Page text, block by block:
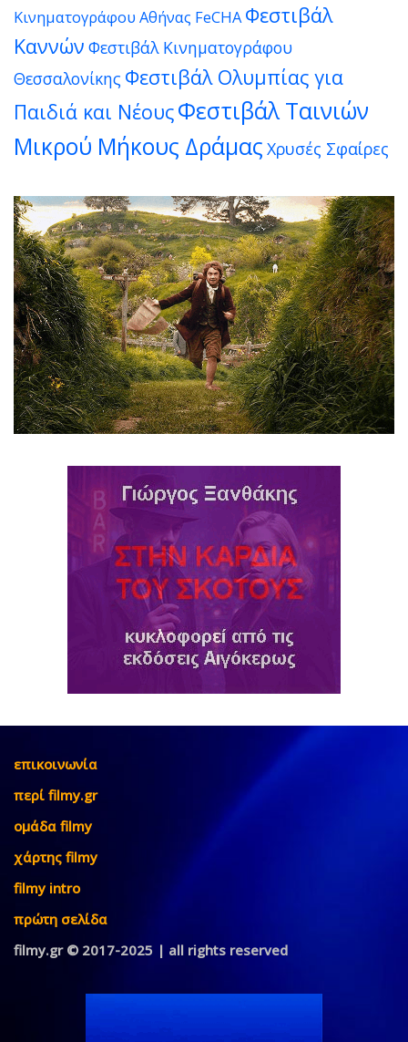
Κινηματογράφου Αθήνας FeCHA Φεστιβάλ
Καννών Φεστιβάλ Κινηματογράφου
Θεσσαλονίκης Φεστιβάλ Ολυμπίας για
Παιδιά και ΝέουςΦεστιβάλ Ταινιών
Μικρού Μήκους Δράμας Χρυσές Σφαίρες
επικοινωνία
περί filmy.gr
ομάδα filmy
χάρτης filmy
filmy intro
πρώτη σελίδα
filmy.gr © 2017-2025 | all rights reserved